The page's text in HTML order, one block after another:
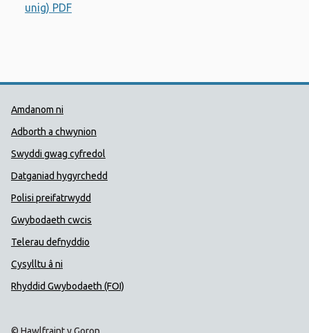
unig) PDF
Dolenni Cymorth Iechyd
Amdanom ni
Adborth a chwynion
Swyddi gwag cyfredol
Datganiad hygyrchedd
Polisi preifatrwydd
Gwybodaeth cwcis
Telerau defnyddio
Cysylltu â ni
Rhyddid Gwybodaeth (FOI)